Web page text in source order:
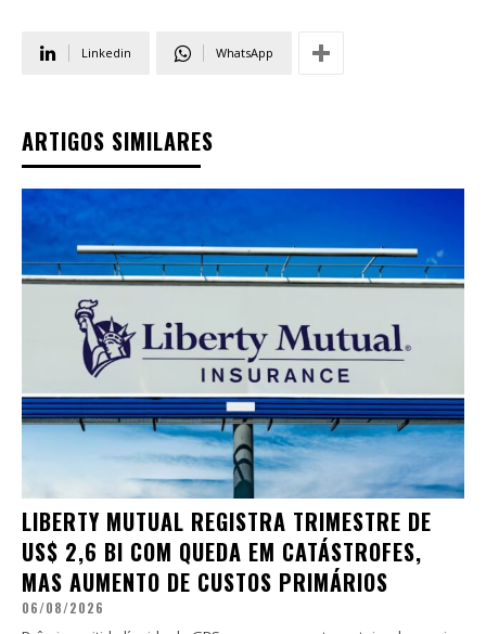
Linkedin WhatsApp
ARTIGOS SIMILARES
LIBERTY MUTUAL REGISTRA TRIMESTRE DE
US$ 2,6 BI COM QUEDA EM CATÁSTROFES,
MAS AUMENTO DE CUSTOS PRIMÁRIOS
06/08/2026